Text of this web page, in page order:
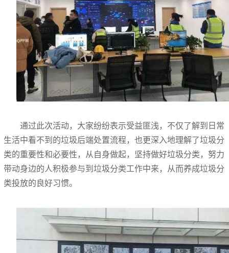
通过此次活动，大家纷纷表示受益匪浅，不仅了解到日常
生活中看不到的垃圾后端处置流程，也更深入地理解了垃圾分
类的重要性和必要性，从自身做起，坚持做好垃圾分类，努力
带动身边的人积极参与到垃圾分类工作中来，从而养成垃圾分
类投放的良好习惯。